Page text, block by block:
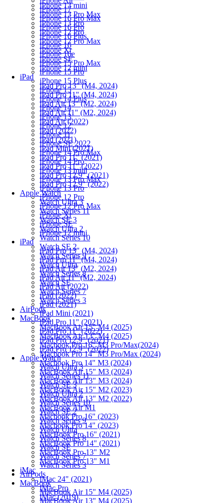
iPhone 13 mini
iPhone 13 Pro Max
iPhone 13 Pro
iPhone 12 Pro
iPhone 12 Pro Max
iPhone Xr
iPhone SE
iPhone 12 mini
iPad
iPad Pro 13" (M4, 2024)
iPad Pro 11" (M4, 2024)
iPad Air 13" (M2, 2024)
iPad Air 11" (M2, 2024)
iPad Air (2022)
iPad (2022)
iPad (2021)
iPad Mini (2021)
iPad Pro 11" (2021)
iPad Pro 11" (2022)
iPad Pro 12.9" (2021)
iPad Pro 12.9" (2022)
Apple Watch
Watch Ultra 3
Watch Series 11
Watch SE 3
Watch Ultra 2
Watch Series 10
Watch SE 2
Watch Series 9
Watch Ultra
Watch Series 8
Watch SE
Watch Series 7
Watch Series 3
AirPods
MacBook
MacBook Air 15" M4 (2025)
MacBook Air 13" M4 (2025)
Macbook Pro 16" M3 Pro/Max(2024)
Macbook Pro 14" M3 Pro/Max (2024)
Macbook Pro 14" M3 (2024)
MacBook Air 15" M3 (2024)
MacBook Air 13" M3 (2024)
MacBook Air 15" M2 (2023)
MacBook Air 13" M2 (2022)
MacBook Air M1
Macbook Pro 16" (2023)
Macbook Pro 14" (2023)
MacBook Pro 16" (2021)
MacBook Pro 14" (2021)
MacBook Pro 13" M2
MacBook Pro 13" M1
iMac
iMac 24" (2021)
iMac Pro
iMac (2019)
iPhone 17
iPhone 16 Pro Max
iPhone 16 Pro
iPhone 16 Plus
iPhone 16
iPhone 16e
iPhone 15 Pro Max
iPhone 15 Pro
iPhone 15 Plus
iPhone 15
iPhone 14 Plus
iPhone 14
iPhone 13
iPhone 12
iPhone 11
iPhone SE 2022
iPhone 14 Pro Max
iPhone 14 Pro
iPhone 13 mini
iPhone 13 Pro Max
iPhone 13 Pro
iPhone 12 Pro
iPhone 12 Pro Max
iPhone Xr
iPhone SE
iPhone 12 mini
iPad
iPad Pro 13" (M4, 2024)
iPad Pro 11" (M4, 2024)
iPad Air 13" (M2, 2024)
iPad Air 11" (M2, 2024)
iPad Air (2022)
iPad (2022)
iPad (2021)
iPad Mini (2021)
iPad Pro 11" (2021)
iPad Pro 11" (2022)
iPad Pro 12.9" (2021)
iPad Pro 12.9" (2022)
Apple Watch
Watch Ultra 3
Watch Series 11
Watch SE 3
Watch Ultra 2
Watch Series 10
Watch SE 2
Watch Series 9
Watch Ultra
Watch Series 8
Watch SE
Watch Series 7
Watch Series 3
AirPods
MacBook
MacBook Air 15" M4 (2025)
MacBook Air 13" M4 (2025)